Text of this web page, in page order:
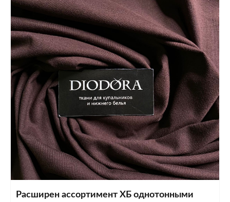
Расширен ассортимент ХБ однотонными